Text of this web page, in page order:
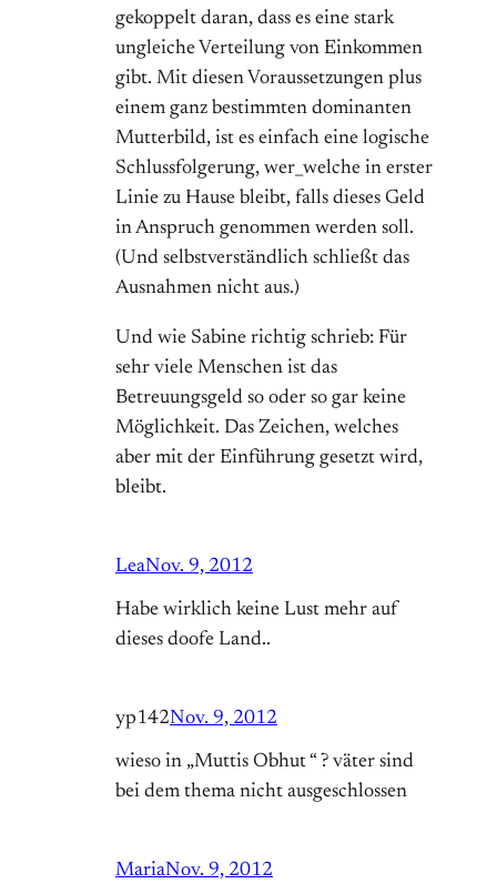
gekoppelt daran, dass es eine stark
ungleiche Verteilung von Einkommen
gibt. Mit diesen Voraussetzungen plus
einem ganz bestimmten dominanten
Mutterbild, ist es einfach eine logische
Schlussfolgerung, wer_welche in erster
Linie zu Hause bleibt, falls dieses Geld
in Anspruch genommen werden soll.
(Und selbstverständlich schließt das
Ausnahmen nicht aus.)
Und wie Sabine richtig schrieb: Für
sehr viele Menschen ist das
Betreuungsgeld so oder so gar keine
Möglichkeit. Das Zeichen, welches
aber mit der Einführung gesetzt wird,
bleibt.
LeaNov. 9, 2012
Habe wirklich keine Lust mehr auf
dieses doofe Land..
yp142Nov. 9, 2012
wieso in „Muttis Obhut “ ? väter sind
bei dem thema nicht ausgeschlossen
MariaNov. 9, 2012